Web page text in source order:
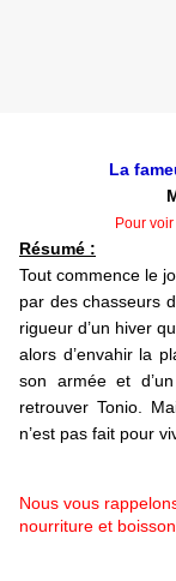
La
Pour
Résumé :
Tout commence le
par des chasseurs
rigueur d’un hiver
alors d’envahir la
son armée et
retrouver Tonio.
n’est pas fait pour
Nous vous
nourriture et